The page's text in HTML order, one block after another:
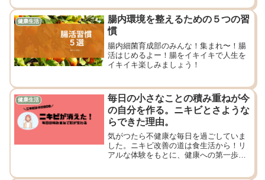
健康生活
腸内環境を整えるための５つの習
慣
腸内細菌育成部のみんな！集まれ〜！腸
活はじめるよー！腸をイキイキで人生を
イキイキ楽しみましょう！
健康生活
毎日の小さなことの積み重ねが今
の自分を作る。ニキビとさような
らできた理由。
気がつたら不健康な毎日を過ごしていま
した。ニキビ改善の道は食生活から！リ
アルな体験をもとに、健康への第一歩を